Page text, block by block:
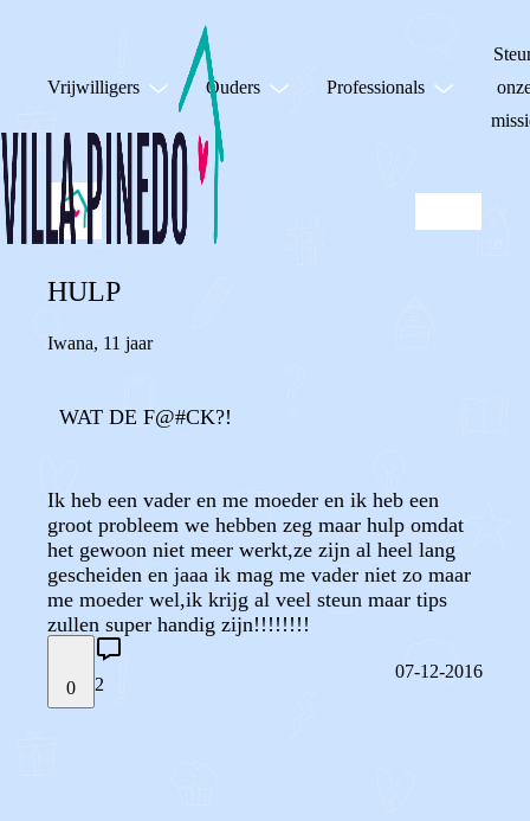
Vrijwilligers Ouders Professionals
HULP
Iwana, 11 jaar
WAT DE F@#CK?!
Ik heb een vader en me moeder en ik heb een
groot probleem we hebben zeg maar hulp omdat
het gewoon niet meer werkt,ze zijn al heel lang
gescheiden en jaaa ik mag me vader niet zo maar
me moeder wel,ik krijg al veel steun maar tips
zullen super handig zijn!!!!!!!!
0 2
07-12-2016